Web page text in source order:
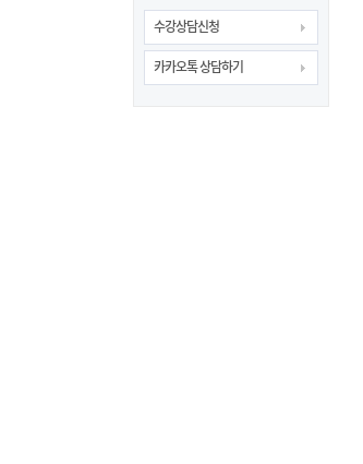
수강상담신청
카카오톡 상담하기